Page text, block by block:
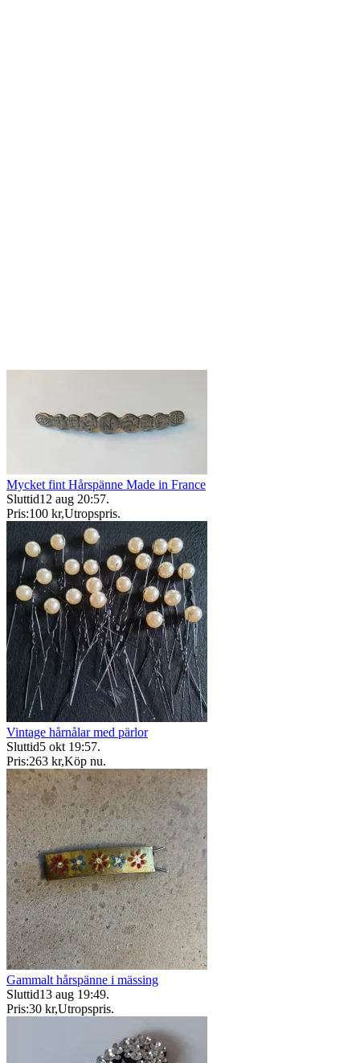
Mycket fint Hårspänne Made in France
Sluttid12 aug 20:57.
Pris:100 kr,Utropspris.
Vintage hårnålar med pärlor
Sluttid5 okt 19:57.
Pris:263 kr,Köp nu.
Gammalt hårspänne i mässing
Sluttid13 aug 19:49.
Pris:30 kr,Utropspris.